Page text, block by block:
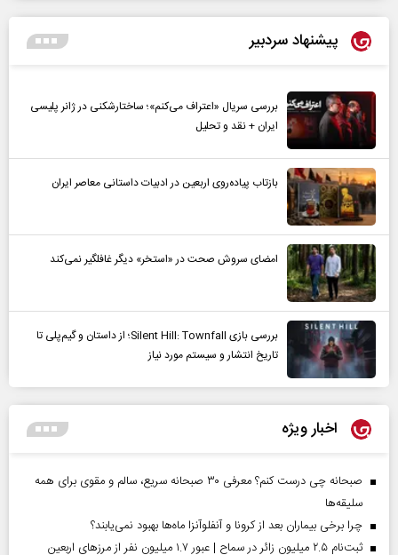
پیشنهاد سردبیر
بررسی سریال «اعتراف می‌کنم»؛ ساختارشکنی در ژانر پلیسی
ایران + نقد و تحلیل
بازتاب پیاده‌روی اربعین در ادبیات داستانی معاصر ایران
امضای سروش صحت در «استخر» دیگر غافلگیر نمی‌کند
بررسی بازی Silent Hill: Townfall؛ از داستان و گیم‌پلی تا
تاریخ انتشار و سیستم مورد نیاز
اخبار ویژه
صبحانه چی درست کنم؟ معرفی ۳۰ صبحانه سریع، سالم و مقوی برای همه
سلیقه‌ها
چرا برخی بیماران بعد از کرونا و آنفلوآنزا ماه‌ها بهبود نمی‌یابند؟
ثبت‌نام ۲.۵ میلیون زائر در سماح | عبور ۱.۷ میلیون نفر از مرز‌های اربعین